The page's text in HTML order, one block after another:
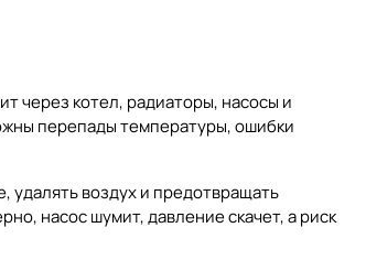
через котел, радиаторы, насосы и
перепады температуры, ошибки
удалять воздух и предотвращать
насос шумит, давление скачет, а риск